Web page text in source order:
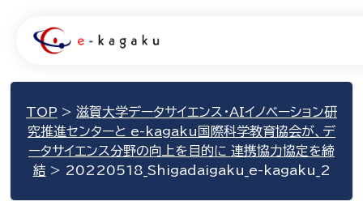
TOP > 滋賀大学データサイエンス・AIイノベーション研
究推進センターと e-kagaku国際科学教育協会が、デ
ータサイエンス分野の向上を目的に 連携協力協定を締
結 > 20220518_Shigadaigaku_e-kagaku_2